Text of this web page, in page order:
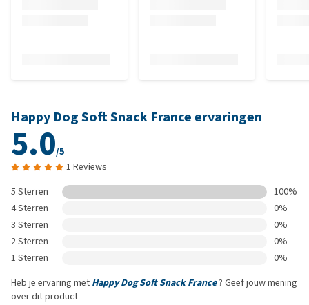
Happy Dog Soft Snack France ervaringen
5.0/5
1 Reviews
5 Sterren
100%
4 Sterren
0%
3 Sterren
0%
2 Sterren
0%
1 Sterren
0%
Heb je ervaring met Happy Dog Soft Snack France? Geef jouw mening
over dit product